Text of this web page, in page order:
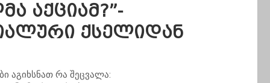
აქციამ?”-
ქსელიდან
აგიხსნათ რა შეცვალა: